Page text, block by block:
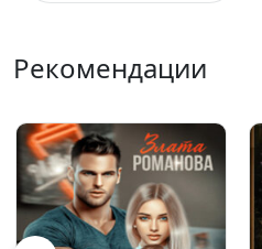
Рекомендации